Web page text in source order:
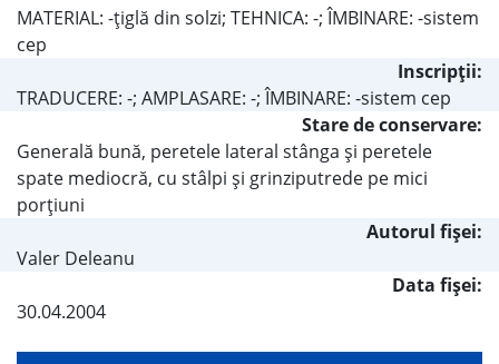
MATERIAL: -ţiglă din solzi; TEHNICA: -; ÎMBINARE: -sistem
cep
Inscripţii:
TRADUCERE: -; AMPLASARE: -; ÎMBINARE: -sistem cep
Stare de conservare:
Generală bună, peretele lateral stânga şi peretele
spate mediocră, cu stâlpi şi grinziputrede pe mici
porţiuni
Autorul fişei:
Valer Deleanu
Data fișei:
30.04.2004